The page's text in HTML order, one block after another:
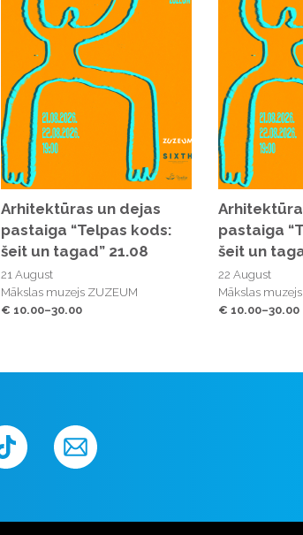
Arhitektūras un dejas
pastaiga “Telpas kods:
šeit un tagad” 21.08
21 August
Mākslas muzejs ZUZEUM
€ 10.00–30.00
pastaiga
šeit un
22 August
Mākslas
€ 10.00–30.00